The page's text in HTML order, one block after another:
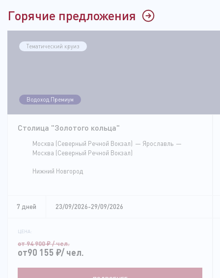
Горячие предложения
Тематический круиз
Водоход.Премиум
Столица "Золотого кольца"
Москва (Северный Речной Вокзал)
Ярославль
Москва (Северный Речной Вокзал)
Нижний Новгород
7 дней 23/09/2026-29/09/2026
ЦЕНА:
от 94 900₽/ чел.
от90 155 ₽/ чел.